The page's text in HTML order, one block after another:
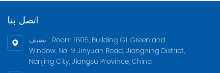
اتصل بنا
يضيف : Room 1605, Building G1, Greenland
Window, No. 9 Jinyuan Road, Jiangning District,
Nanjing City, Jiangsu Province, China